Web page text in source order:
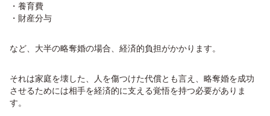
・養育費
・財産分与
など、大半の略奪婚の場合、経済的負担がかかります。
それは家庭を壊した、人を傷つけた代償とも言え、略奪婚を成功
させるためには相手を経済的に支える覚悟を持つ必要がありま
す。